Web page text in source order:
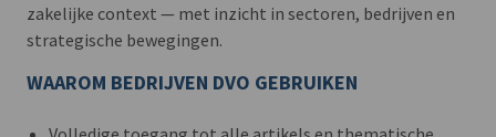
zakelijke context — met inzicht in sectoren, bedrijven en
strategische bewegingen.
WAAROM BEDRIJVEN DVO GEBRUIKEN